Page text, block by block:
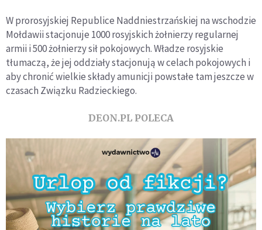
W prorosyjskiej Republice Naddniestrzańskiej na wschodzie
Mołdawii stacjonuje 1000 rosyjskich żołnierzy regularnej
armii i 500 żołnierzy sił pokojowych. Władze rosyjskie
tłumaczą, że jej oddziały stacjonują w celach pokojowych i
aby chronić wielkie składy amunicji powstałe tam jeszcze w
czasach Związku Radzieckiego.
DEON.PL POLECA